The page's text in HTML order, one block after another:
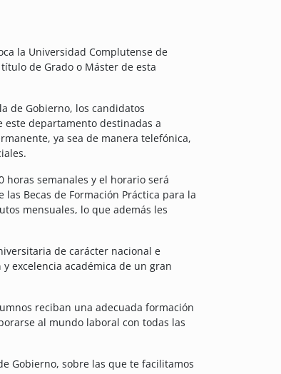
la Universidad Complutense de
de Grado o Máster de esta
de Gobierno, los candidatos
este departamento destinadas a
ya sea de manera telefónica,
horas semanales y el horario será
Becas de Formación Práctica para la
mensuales, lo que además les
de carácter nacional e
excelencia académica de un gran
reciban una adecuada formación
al mundo laboral con todas las
Gobierno, sobre las que te facilitamos